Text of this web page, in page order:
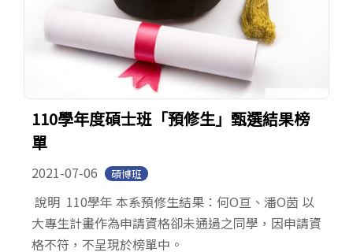
110學年度碩士班「預修生」甄選結果榜
單
2021-07-06 碩博班
說明 110學年 本系預修生結果：何O亘、潘O茵 以
大專生計畫作為申請資格卻未通過之同學，因申請資
格不符，不呈現於榜單中。